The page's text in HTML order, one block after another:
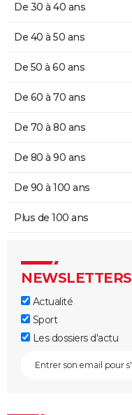
De 30 à 40 ans
De 40 à 50 ans
De 50 à 60 ans
De 60 à 70 ans
De 70 à 80 ans
De 80 à 90 ans
De 90 à 100 ans
Plus de 100 ans
NEWSLETTERS
Actualité
Sport
Les dossiers d'actu